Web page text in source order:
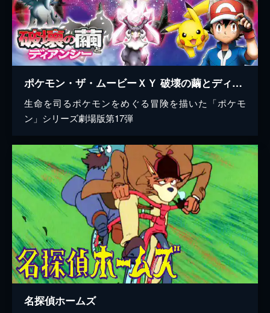
ポケモン・ザ・ムービーＸＹ 破壊の繭とディアンシー
生命を司るポケモンをめぐる冒険を描いた「ポケモ
ン」シリーズ劇場版第17弾
名探偵ホームズ